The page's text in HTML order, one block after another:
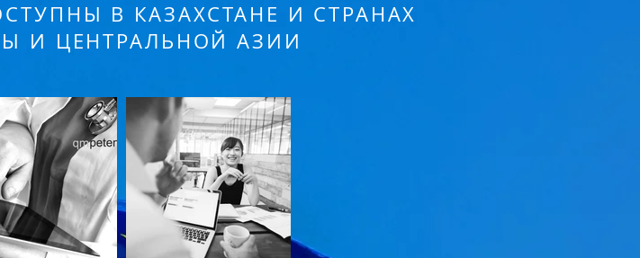
В КАЗАХСТАНЕ И СТРАНАХ
И ЦЕНТРАЛЬНОЙ АЗИИ